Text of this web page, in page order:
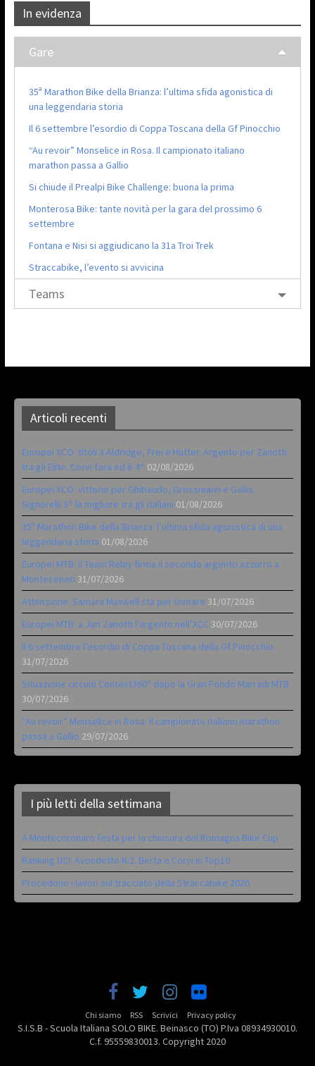
In evidenza
Gare
35ª Marathon Bike della Brianza: l’ultima sfida agonistica di
una leggendaria storia
Il 6 settembre l’esordio di Coppa Toscana della Gf Pinocchio
“Au revoir” Monselice in Rosa. Il campionato italiano
marathon passa a Gallio
Si chiude il Prealpi Bike Challenge: buona la prima
Monterosa Bike: tante novità per la gara del prossimo 6
settembre
Fontana e Nisi si aggiudicano la 31a Troi Trek
Straccabike, l’evento si avvicina
Teams
Articoli recenti
Europei XCO: titoli a Aldridge, Frei e Hutter. Argento per Zanotti
tra gli Elite. Corvi fora ed è 4^ 02/08/2026
Europei XCO: vittorie per Ghibaudo, Grossmann e Gallis.
Signorelli 5^ la migliore tra gli italiani 01/08/2026
35ª Marathon Bike della Brianza: l’ultima sfida agonistica di una
leggendaria storia 01/08/2026
Europei MTB: il Team Relay firma il secondo argento azzurro a
Monteceneri 31/07/2026
Attenzione: Samara Maxwell sta per tornare 31/07/2026
Europei MTB: a Juri Zanotti l’argento nell’XCC 30/07/2026
Il 6 settembre l’esordio di Coppa Toscana della Gf Pinocchio
31/07/2026
Situazione circuiti Contest360° dopo la Gran Fondo Marradi MTB
30/07/2026
“Au revoir” Monselice in Rosa. Il campionato italiano marathon
passa a Gallio 29/07/2026
I più letti della settimana
A Montecoronaro festa per la chiusura del Romagna Bike Cup
Ranking UCI: Avondetto N.2. Berta e Corvi in Top10
Procedono i lavori sul tracciato della Straccabike 2026
Chi siamo RSS Scrivici Privacy policy
S.I.S.B - Scuola Italiana SOLO BIKE. Beinasco (TO) P.Iva 08934930010.
C.f. 95559830013. Copyright 2020